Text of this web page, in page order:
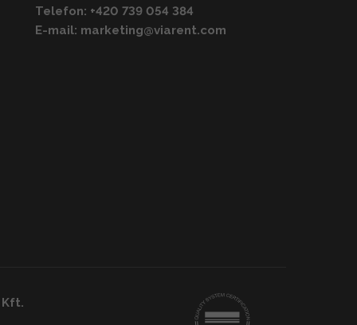
Telefon: +420 739 054 384
E-mail: marketing@viarent.com
Kft.